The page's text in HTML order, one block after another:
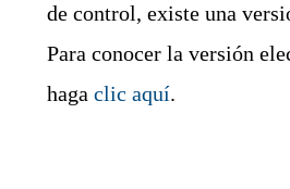
de control, existe una
Para conocer la versión
haga clic aquí.